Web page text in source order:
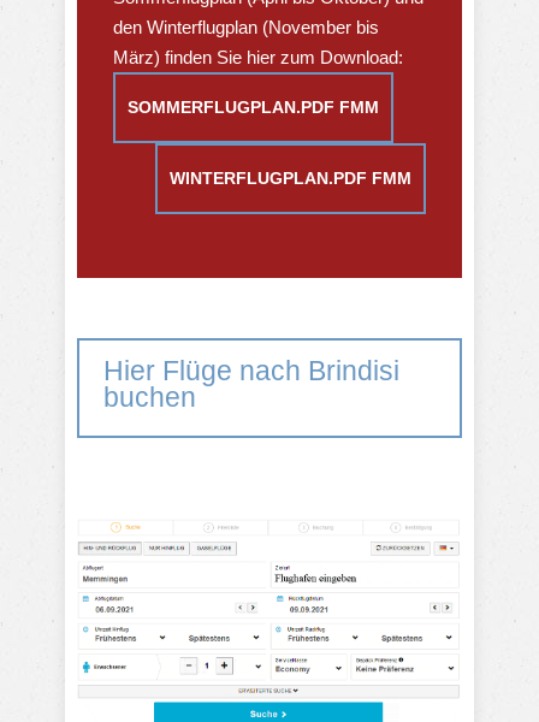
den Winterflugplan (November bis
März) finden Sie hier zum Download:
SOMMERFLUGPLAN.PDF FMM
WINTERFLUGPLAN.PDF FMM
Hier Flüge nach Brindisi
buchen